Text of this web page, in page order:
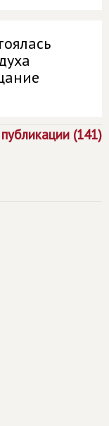
(141)